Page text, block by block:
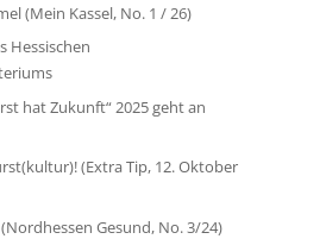
(Mein Kassel, No. 1 / 26)
Hessischen
hat Zukunft“ 2025 geht an
(Extra Tip, 12. Oktober
Gesund, No. 3/24)